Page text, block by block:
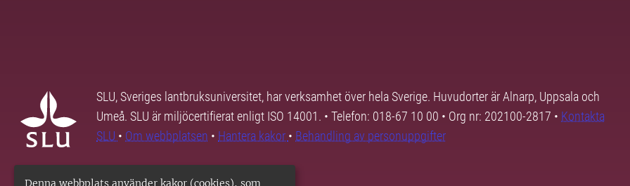
Denna webbplats använder kakor (cookies), som
SLU, Sveriges lantbruksuniversitet, har verksamhet över hela Sverige. Huvudorter är Alnarp, Uppsala och
Umeå. SLU är miljöcertifierat enligt ISO 14001. • Telefon: 018-67 10 00 • Org nr: 202100-2817 • Kontakta
SLU • Om webbplatsen • Hantera kakor • Behandling av personuppgifter